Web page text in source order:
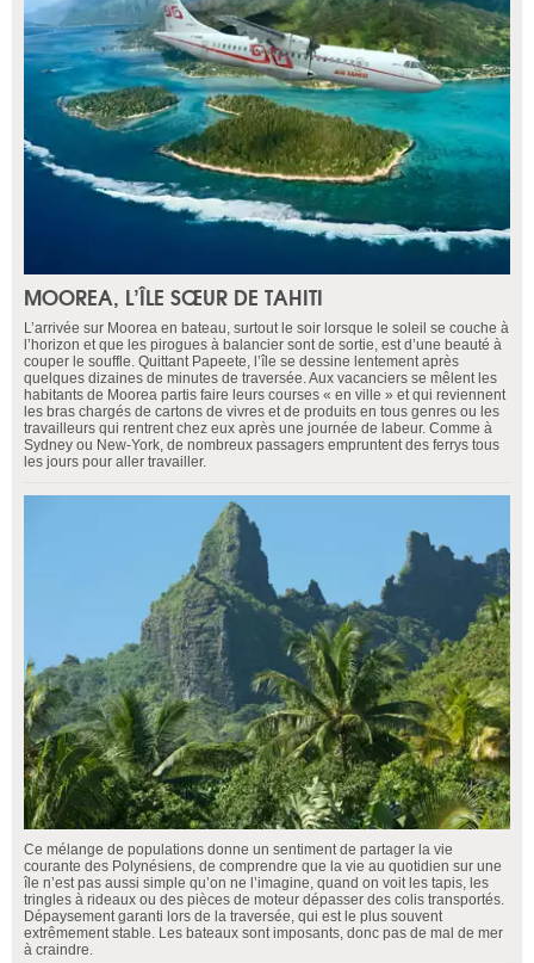
MOOREA, L’ÎLE SŒUR DE TAHITI
L’arrivée sur Moorea en bateau, surtout le soir lorsque le soleil se couche à
l’horizon et que les pirogues à balancier sont de sortie, est d’une beauté à
couper le souffle. Quittant Papeete, l’île se dessine lentement après
quelques dizaines de minutes de traversée. Aux vacanciers se mêlent les
habitants de Moorea partis faire leurs courses « en ville » et qui reviennent
les bras chargés de cartons de vivres et de produits en tous genres ou les
travailleurs qui rentrent chez eux après une journée de labeur. Comme à
Sydney ou New-York, de nombreux passagers empruntent des ferrys tous
les jours pour aller travailler.
Ce mélange de populations donne un sentiment de partager la vie
courante des Polynésiens, de comprendre que la vie au quotidien sur une
île n’est pas aussi simple qu’on ne l’imagine, quand on voit les tapis, les
tringles à rideaux ou des pièces de moteur dépasser des colis transportés.
Dépaysement garanti lors de la traversée, qui est le plus souvent
extrêmement stable. Les bateaux sont imposants, donc pas de mal de mer
à craindre.